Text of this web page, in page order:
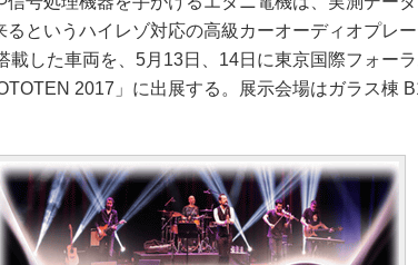
るというハイレゾ対応の高級カーオーディオプレー
載した車両を、5月13日、14日に東京国際フォー
2017」に出展する。展示会場はガラス棟